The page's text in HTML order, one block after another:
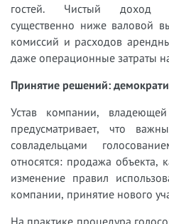
гостей. Чистый доход
существенно ниже валовой
комиссий и расходов
даже операционные затраты
Принятие решений:
Устав компании,
предусматривает, что
совладельцами
относятся: продажа объекта,
изменение правил
компании, принятие нового
На практике процедура